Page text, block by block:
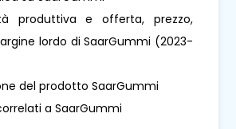
produttiva e offerta, prezzo,
lordo di SaarGummi (2023-
del prodotto SaarGummi
a SaarGummi